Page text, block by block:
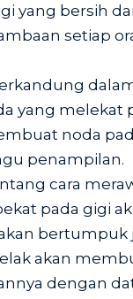
yang bersih
setiap
yang melekat
noda
penampilan.
cara
pada gigi
bertumpuk
akan
dengan